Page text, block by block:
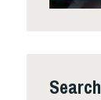
Search